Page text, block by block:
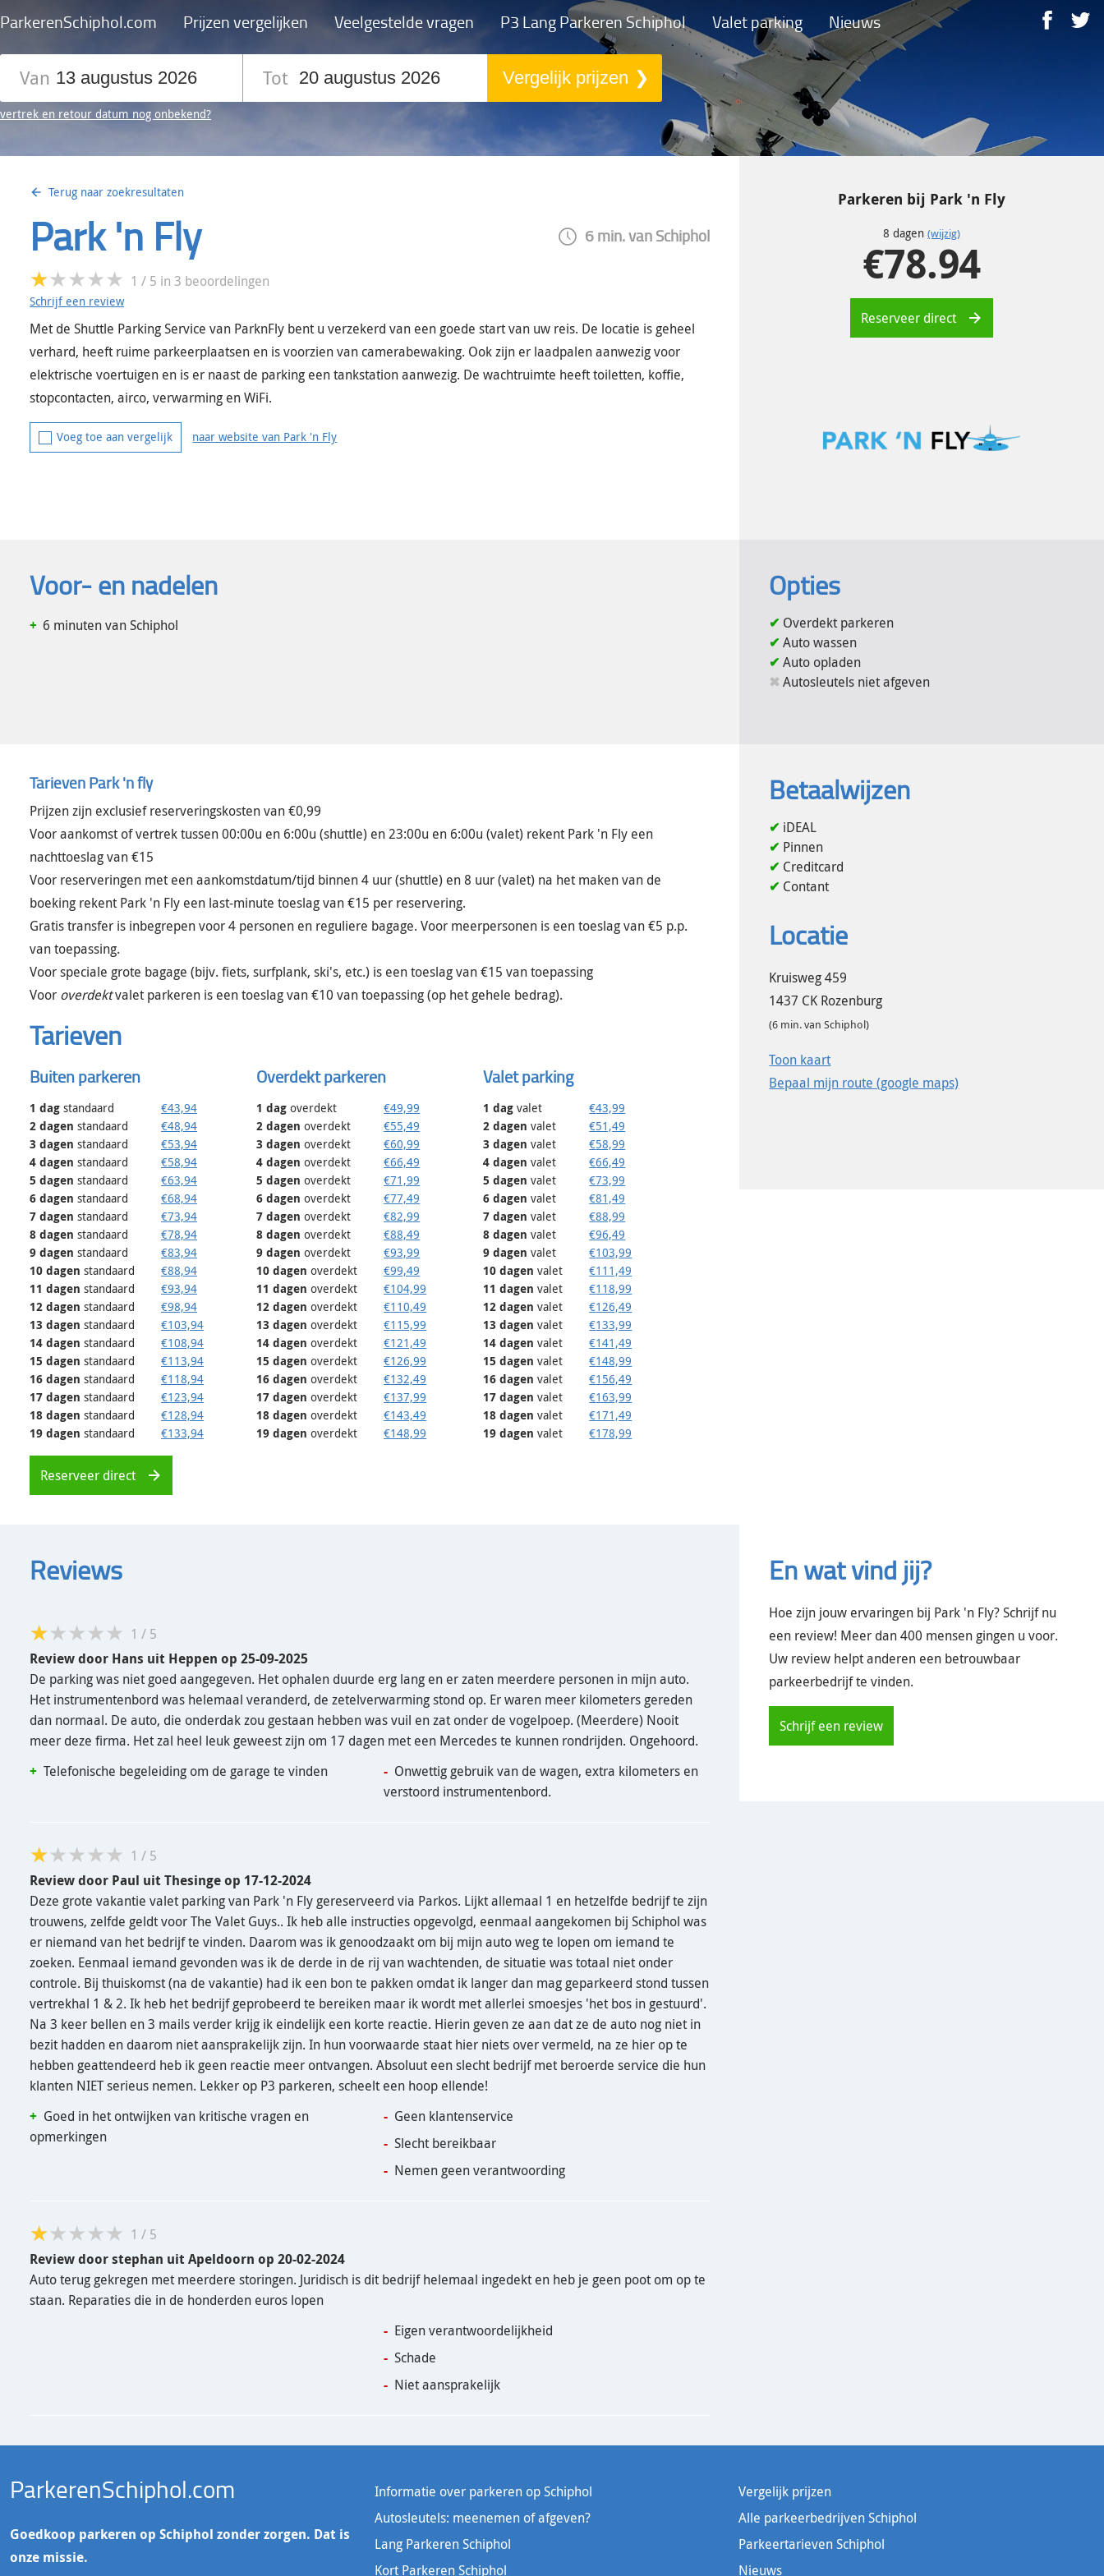
ParkerenSchiphol.com Prijzen vergelijken Veelgestelde vragen P3 Lang Parkeren Schiphol Valet parking Nieuws
Van Tot Vergelijk prijzen
vertrek en retour datum nog onbekend?
Terug naar zoekresultaten
Park 'n Fly 6min. van Schiphol
1 / 5 in 3 beoordelingen
Schrijf een review
Met de Shuttle Parking Service van ParknFly bent u verzekerd van een goede start van uw reis. De locatie is geheel
verhard, heeft ruime parkeerplaatsen en is voorzien van camerabewaking. Ook zijn er laadpalen aanwezig voor
elektrische voertuigen en is er naast de parking een tankstation aanwezig. De wachtruimte heeft toiletten, koffie,
stopcontacten, airco, verwarming en WiFi.
Voeg toe aan vergelijk naar website van Park 'n Fly
Parkeren bij Park 'n Fly
8 dagen(wijzig)
€78.94
Reserveer direct
Voor- en nadelen
6 minuten van Schiphol
Opties
Overdekt parkeren
Auto wassen
Auto opladen
Autosleutels niet afgeven
Tarieven Park 'n fly
Prijzen zijn exclusief reserveringskosten van €0,99
Voor aankomst of vertrek tussen 00:00u en 6:00u (shuttle) en 23:00u en 6:00u (valet) rekent Park 'n Fly een
nachttoeslag van €15
Voor reserveringen met een aankomstdatum/tijd binnen 4 uur (shuttle) en 8 uur (valet) na het maken van de
boeking rekent Park 'n Fly een last-minute toeslag van €15 per reservering.
Gratis transfer is inbegrepen voor 4 personen en reguliere bagage. Voor meerpersonen is een toeslag van €5 p.p.
van toepassing.
Voor speciale grote bagage (bijv. fiets, surfplank, ski's, etc.) is een toeslag van €15 van toepassing
Voor overdektvalet parkeren is een toeslag van €10 van toepassing (op het gehele bedrag).
Tarieven
Buiten parkeren
1 dag standaard €43,94
2 dagen standaard €48,94
3 dagen standaard €53,94
4 dagen standaard €58,94
5 dagen standaard €63,94
6 dagen standaard €68,94
7 dagen standaard €73,94
8 dagen standaard €78,94
9 dagen standaard €83,94
10 dagen standaard €88,94
11 dagen standaard €93,94
12 dagen standaard €98,94
13 dagen standaard €103,94
14 dagen standaard €108,94
15 dagen standaard €113,94
16 dagen standaard €118,94
17 dagen standaard €123,94
18 dagen standaard €128,94
19 dagen standaard €133,94
Overdekt parkeren
1 dag overdekt €49,99
2 dagen overdekt €55,49
3 dagen overdekt €60,99
4 dagen overdekt €66,49
5 dagen overdekt €71,99
6 dagen overdekt €77,49
7 dagen overdekt €82,99
8 dagen overdekt €88,49
9 dagen overdekt €93,99
10 dagen overdekt €99,49
11 dagen overdekt €104,99
12 dagen overdekt €110,49
13 dagen overdekt €115,99
14 dagen overdekt €121,49
15 dagen overdekt €126,99
16 dagen overdekt €132,49
17 dagen overdekt €137,99
18 dagen overdekt €143,49
19 dagen overdekt €148,99
Valet parking
1 dag valet €43,99
2 dagen valet €51,49
3 dagen valet €58,99
4 dagen valet €66,49
5 dagen valet €73,99
6 dagen valet €81,49
7 dagen valet €88,99
8 dagen valet €96,49
9 dagen valet €103,99
10 dagen valet €111,49
11 dagen valet €118,99
12 dagen valet €126,49
13 dagen valet €133,99
14 dagen valet €141,49
15 dagen valet €148,99
16 dagen valet €156,49
17 dagen valet €163,99
18 dagen valet €171,49
19 dagen valet €178,99
Reserveer direct
Betaalwijzen
iDEAL
Pinnen
Creditcard
Contant
Locatie
Kruisweg 459
1437 CK Rozenburg
(6 min. van Schiphol)
Toon kaart
Bepaal mijn route (google maps)
Reviews
1 / 5
Review door Hans uit Heppen op 25-09-2025
De parking was niet goed aangegeven. Het ophalen duurde erg lang en er zaten meerdere personen in mijn auto.
Het instrumentenbord was helemaal veranderd, de zetelverwarming stond op. Er waren meer kilometers gereden
dan normaal. De auto, die onderdak zou gestaan hebben was vuil en zat onder de vogelpoep. (Meerdere) Nooit
meer deze firma. Het zal heel leuk geweest zijn om 17 dagen met een Mercedes te kunnen rondrijden. Ongehoord.
Telefonische begeleiding om de garage te vinden
Onwettig gebruik van de wagen, extra kilometers en
verstoord instrumentenbord.
1 / 5
Review door Paul uit Thesingeop 17-12-2024
Deze grote vakantie valet parking van Park 'n Fly gereserveerd via Parkos. Lijkt allemaal 1 en hetzelfde bedrijf te zijn
trouwens, zelfde geldt voor The Valet Guys.. Ik heb alle instructies opgevolgd, eenmaal aangekomen bij Schiphol was
er niemand van het bedrijf te vinden. Daarom was ik genoodzaakt om bij mijn auto weg te lopen om iemand te
zoeken. Eenmaal iemand gevonden was ik de derde in de rij van wachtenden, de situatie was totaal niet onder
controle. Bij thuiskomst (na de vakantie) had ik een bon te pakken omdat ik langer dan mag geparkeerd stond tussen
vertrekhal 1 & 2. Ik heb het bedrijf geprobeerd te bereiken maar ik wordt met allerlei smoesjes 'het bos in gestuurd'.
Na 3 keer bellen en 3 mails verder krijg ik eindelijk een korte reactie. Hierin geven ze aan dat ze de auto nog niet in
bezit hadden en daarom niet aansprakelijk zijn. In hun voorwaarde staat hier niets over vermeld, na ze hier op te
hebben geattendeerd heb ik geen reactie meer ontvangen. Absoluut een slecht bedrijf met beroerde service die hun
klanten NIET serieus nemen. Lekker op P3 parkeren, scheelt een hoop ellende!
Goed in het ontwijken van kritische vragen en
opmerkingen
Geen klantenservice
Slecht bereikbaar
Nemen geen verantwoording
1 / 5
Review doorstephan uit Apeldoorn op 20-02-2024
Auto terug gekregen met meerdere storingen. Juridisch is dit bedrijf helemaal ingedekt en heb je geen poot om op te
staan. Reparaties die in de honderden euros lopen
Eigen verantwoordelijkheid
Schade
Niet aansprakelijk
En wat vind jij?
Hoe zijn jouw ervaringen bij Park 'n Fly? Schrijf nu
een review! Meer dan 400 mensen gingen u voor.
Uw review helpt anderen een betrouwbaar
parkeerbedrijf te vinden.
Schrijf een review
ParkerenSchiphol.com
Goedkoop parkeren op Schiphol zonder zorgen. Dat is
onze missie.
Informatie over parkeren op Schiphol
Autosleutels: meenemen of afgeven?
Lang Parkeren Schiphol
Kort Parkeren Schiphol
Vergelijk prijzen
Alle parkeerbedrijven Schiphol
Parkeertarieven Schiphol
Nieuws